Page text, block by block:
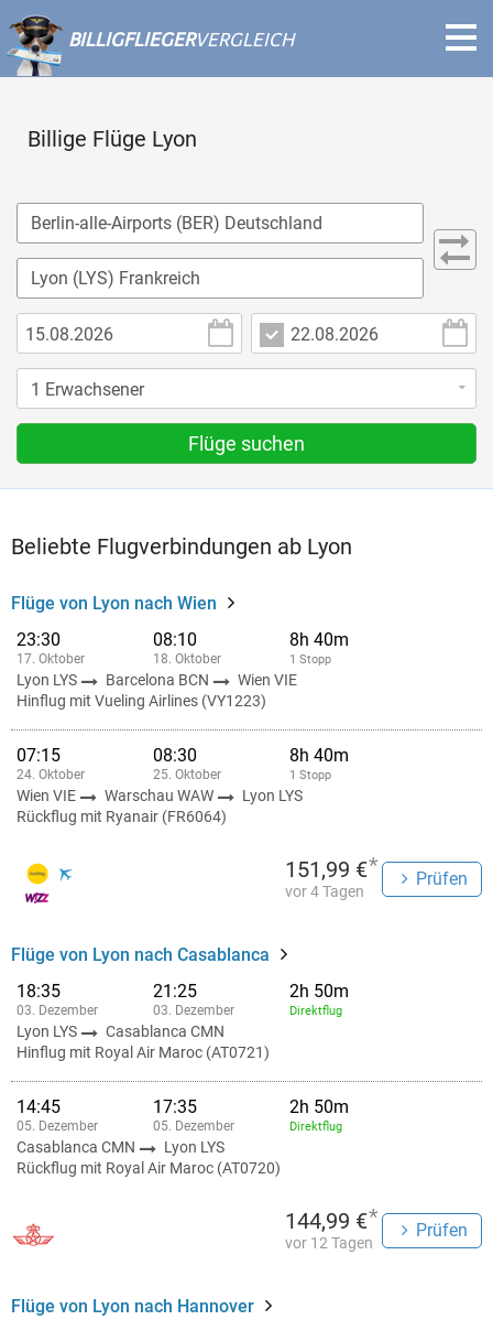
BILLIGFLIEGERVERGLEICH
Billige Flüge Lyon
Flüge suchen
Beliebte Flugverbindungen ab Lyon
Flüge von Lyon nach Wien
23:30
17. Oktober
08:10
18. Oktober
8h 40m
1 Stopp
Lyon LYS Barcelona BCN
Wien VIE
Hinflug mit Vueling Airlines (VY1223)
07:15
24. Oktober
08:30
25. Oktober
8h 40m
1 Stopp
Wien VIE Warschau WAW
Lyon LYS
Rückflug mit Ryanair (FR6064)
151,99 €*
vor 4 Tagen
Prüfen
Flüge von Lyon nach Casablanca
18:35
03. Dezember
21:25
03. Dezember
2h 50m
Direktflug
Lyon LYS
Casablanca CMN
Hinflug mit Royal Air Maroc (AT0721)
14:45
05. Dezember
17:35
05. Dezember
2h 50m
Direktflug
Casablanca CMN
Lyon LYS
Rückflug mit Royal Air Maroc (AT0720)
144,99 €*
vor 12 Tagen
Prüfen
Flüge von Lyon nach Hannover